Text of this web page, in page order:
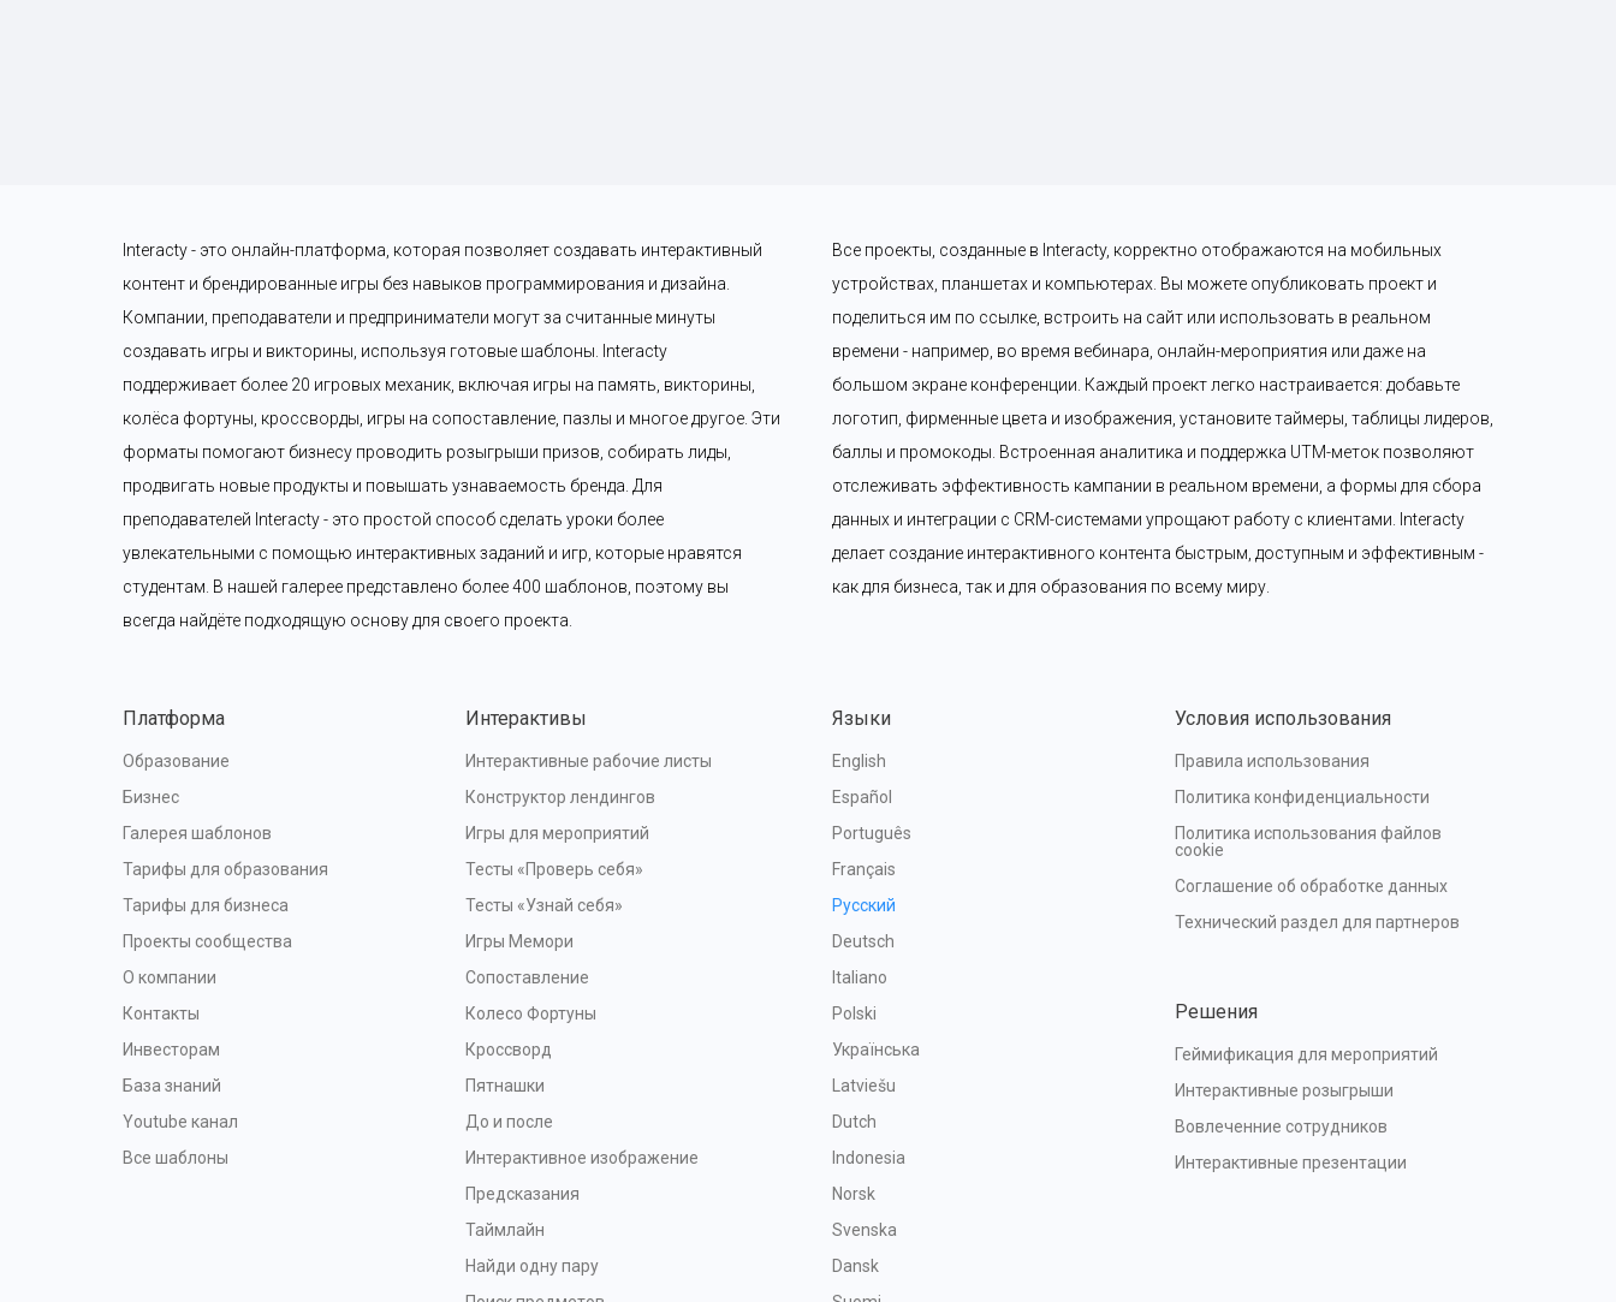
Interacty - это онлайн-платформа, которая позволяет создавать интерактивный
контент и брендированные игры без навыков программирования и дизайна.
Компании, преподаватели и предприниматели могут за считанные минуты
создавать игры и викторины, используя готовые шаблоны. Interacty
поддерживает более 20 игровых механик, включая игры на память, викторины,
колёса фортуны, кроссворды, игры на сопоставление, пазлы и многое другое. Эти
форматы помогают бизнесу проводить розыгрыши призов, собирать лиды,
продвигать новые продукты и повышать узнаваемость бренда. Для
преподавателей Interacty - это простой способ сделать уроки более
увлекательными с помощью интерактивных заданий и игр, которые нравятся
студентам. В нашей галерее представлено более 400 шаблонов, поэтому вы
всегда найдёте подходящую основу для своего проекта.
Все проекты, созданные в Interacty, корректно отображаются на мобильных
устройствах, планшетах и компьютерах. Вы можете опубликовать проект и
поделиться им по ссылке, встроить на сайт или использовать в реальном
времени - например, во время вебинара, онлайн-мероприятия или даже на
большом экране конференции. Каждый проект легко настраивается: добавьте
логотип, фирменные цвета и изображения, установите таймеры, таблицы лидеров,
баллы и промокоды. Встроенная аналитика и поддержка UTM-меток позволяют
отслеживать эффективность кампании в реальном времени, а формы для сбора
данных и интеграции с CRM-системами упрощают работу с клиентами. Interacty
делает создание интерактивного контента быстрым, доступным и эффективным -
как для бизнеса, так и для образования по всему миру.
Платформа
Образование
Бизнес
Галерея шаблонов
Тарифы для образования
Тарифы для бизнеса
Проекты сообщества
О компании
Контакты
Инвесторам
База знаний
Youtube канал
Все шаблоны
Интерактивы
Интерактивные рабочие листы
Конструктор лендингов
Игры для мероприятий
Тесты «Проверь себя»
Тесты «Узнай себя»
Игры Мемори
Сопоставление
Колесо Фортуны
Кроссворд
Пятнашки
До и после
Интерактивное изображение
Предсказания
Таймлайн
Найди одну пару
Языки
English
Español
Português
Français
Русский
Deutsch
Italiano
Polski
Українська
Latviešu
Dutch
Indonesia
Norsk
Svenska
Dansk
Условия использования
Правила использования
Политика конфиденциальности
Политика использования файлов
cookie
Соглашение об обработке данных
Технический раздел для партнеров
Решения
Геймификация для мероприятий
Интерактивные розыгрыши
Вовлеченние сотрудников
Интерактивные презентации